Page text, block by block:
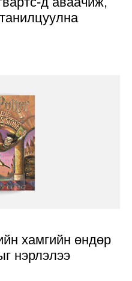
хамгийн өндөр
нэрлэлээ